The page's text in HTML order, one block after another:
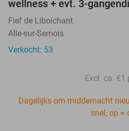
wellness + evt. 3-
Fief de Liboichant
Alle-sur-Semois
Verkocht: 53
Excl. ca. €1
Dagelijks om middernacht
snel, op =